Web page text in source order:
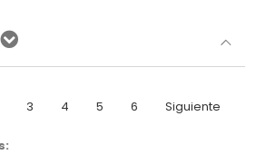
3 4 5 6 Siguiente